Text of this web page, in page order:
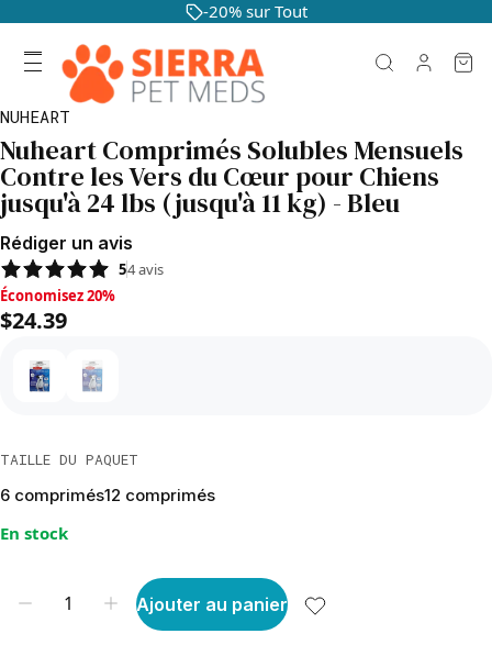
-20% sur Tout
NUHEART
Nuheart Comprimés Solubles Mensuels
Contre les Vers du Cœur pour Chiens
jusqu'à 24 lbs (jusqu'à 11 kg) - Bleu
Rédiger un avis
54avis
Économisez 20%, $24.39
Économisez 20%
$24.39
TAILLE DU PAQUET
6 comprimés12 comprimés
En stock
Ajouter au panier